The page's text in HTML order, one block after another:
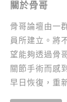
關於骨哥
骨哥論壇由一
員所建立。將
望能夠透過骨
關節手術而感
早日恢復，重